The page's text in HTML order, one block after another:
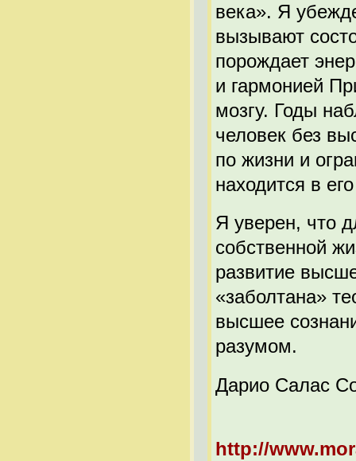
века». Я
вызывают
порождает
и гармонией
мозгу. Годы
человек без
по жизни и
находится в
Я уверен, что
собственной
развитие
«заболтана»
высшее
разумом.
Дарио Салас
http://